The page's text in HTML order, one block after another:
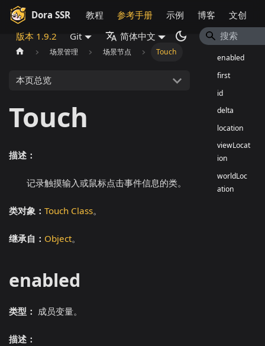
Dora SSR 教程 参考手册 示例 博客
文创
版本 1.9.2
Git 简体中文
场景管理 场景节点 Touch
本页总览
Touch
描述：
记录触摸输入或鼠标点击事件信息的类。
类对象：Touch Class。
继承自： Object。
enabled
类型： 成员变量。
描述：
enabled
first
id
delta
location
viewLocat
ion
worldLoc
ation